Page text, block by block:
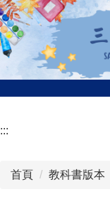
跳
到
主
要
內
容
:::
首頁 教科書版本